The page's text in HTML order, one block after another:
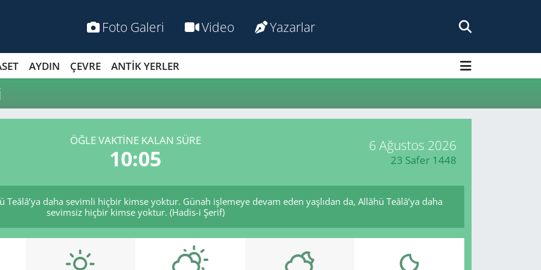
Foto Galeri Video Yazarlar
AYDIN ÇEVRE ANTİK YERLER
ÖĞLE VAKTİNE KALAN SÜRE
10:04 6 Ağustos 2026
23 Safer 1448
Teâlâ’ya daha sevimli hiçbir kimse yoktur. Günah işlemeye devam eden yaşlıdan da, Allâhü Teâlâ’ya daha
sevimsiz hiçbir kimse yoktur. (Hadis-i Şerif)